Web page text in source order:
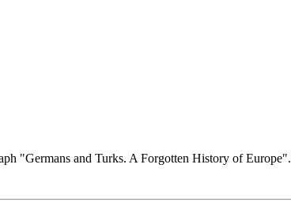
"Germans and Turks. A Forgotten History of Europe".